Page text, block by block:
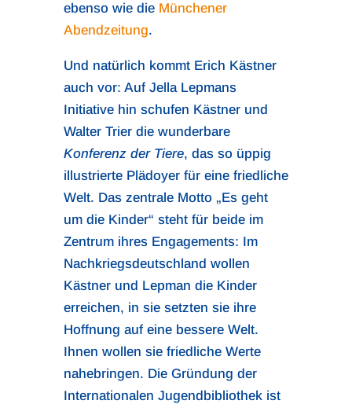
ebenso wie die Münchener
Abendzeitung.
Und natürlich kommt Erich Kästner
auch vor: Auf Jella Lepmans
Initiative hin schufen Kästner und
Walter Trier die wunderbare
Konferenz der Tiere, das so üppig
illustrierte Plädoyer für eine friedliche
Welt. Das zentrale Motto „Es geht
um die Kinder“ steht für beide im
Zentrum ihres Engagements: Im
Nachkriegsdeutschland wollen
Kästner und Lepman die Kinder
erreichen, in sie setzten sie ihre
Hoffnung auf eine bessere Welt.
Ihnen wollen sie friedliche Werte
nahebringen. Die Gründung der
Internationalen Jugendbibliothek ist